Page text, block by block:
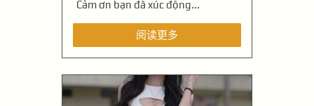
Cảm ơn bạn đã xúc động...
阅读更多